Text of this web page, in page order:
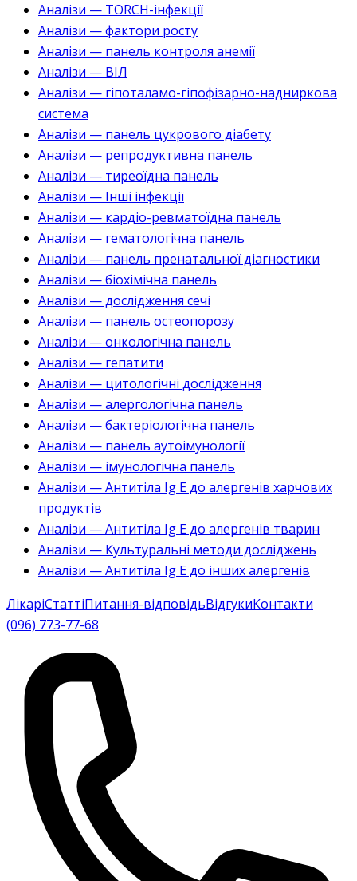
Аналізи — TORCH-інфекції
Аналізи — фактори росту
Аналізи — панель контроля анемії
Аналізи — ВІЛ
Аналізи — гіпоталамо-гіпофізарно-надниркова
система
Аналізи — панель цукрового діабету
Аналізи — репродуктивна панель
Аналізи — тиреоїдна панель
Аналізи — Інші інфекції
Аналізи — кардіо-ревматоїдна панель
Аналізи — гематологічна панель
Аналізи — панель пренатальної діагностики
Аналізи — біохімічна панель
Аналізи — дослідження сечі
Аналізи — панель остеопорозу
Аналізи — онкологічна панель
Аналізи — гепатити
Аналізи — цитологічні дослідження
Аналізи — алергологічна панель
Аналізи — бактеріологічна панель
Аналізи — панель аутоімунології
Аналізи — імунологічна панель
Аналізи — Антитіла Ig E до алергенів харчових
продуктів
Аналізи — Антитіла Ig E до алергенів тварин
Аналізи — Культуральні методи досліджень
Аналізи — Антитіла Ig E до інших алергенів
ЛікаріСтаттіПитання-відповідьВідгукиКонтакти
(096) 773-77-68